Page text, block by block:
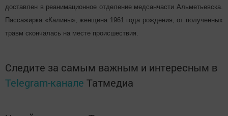
доставлен в реанимационное отделение медсанчасти Альметьевска.
Пассажирка «Калины», женщина 1961 года рождения, от полученных
травм скончалась на месте происшествия.
Следите за самым важным и интересным в
Telegram-канале Татмедиа